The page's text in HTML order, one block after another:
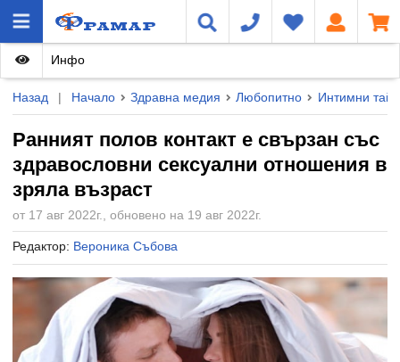
Назад | Начало Здравна медия Любопитно Интимни
Ранният полов контакт е свързан със
здравословни сексуални отношения в
зряла възраст
от 17 авг 2022г., обновено на 19 авг 2022г.
Редактор: Вероника Събова
Инфо